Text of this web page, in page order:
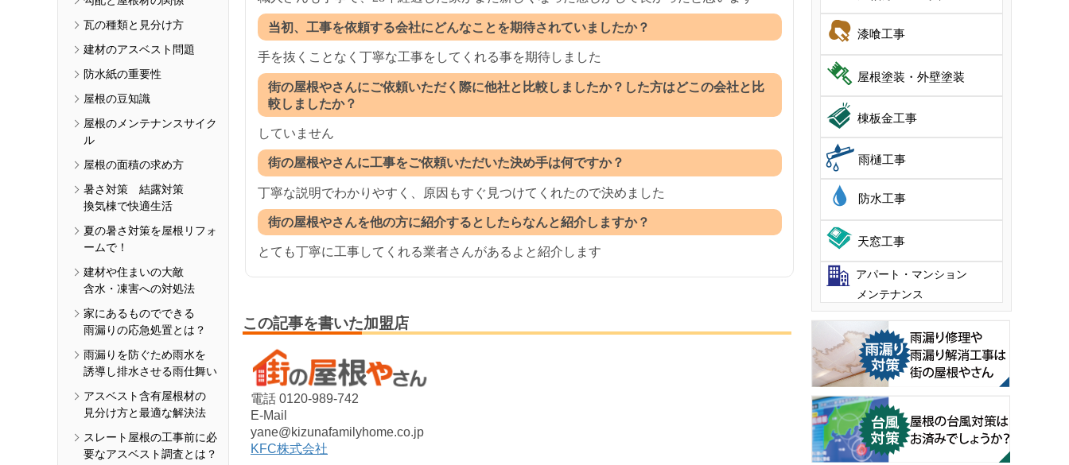
瓦の種類と見分け方
建材のアスベスト問題
防水紙の重要性
屋根の豆知識
屋根のメンテナンスサイク
ル
屋根の面積の求め方
暑さ対策 結露対策
換気棟で快適生活
夏の暑さ対策を屋根リフォ
ームで！
建材や住まいの大敵
含水・凍害への対処法
家にあるものでできる
雨漏りの応急処置とは？
雨漏りを防ぐため雨水を
誘導し排水させる雨仕舞い
アスベスト含有屋根材の
見分け方と最適な解決法
スレート屋根の工事前に必
要なアスベスト調査とは？
当初、工事を依頼する会社にどんなことを期待されていましたか？
手を抜くことなく丁寧な工事をしてくれる事を期待しました
街の屋根やさんにご依頼いただく際に他社と比較しましたか？した方はどこの会社と比
較しましたか？
していません
街の屋根やさんに工事をご依頼いただいた決め手は何ですか？
丁寧な説明でわかりやすく、原因もすぐ見つけてくれたので決めました
街の屋根やさんを他の方に紹介するとしたらなんと紹介しますか？
とても丁寧に工事してくれる業者さんがあるよと紹介します
この記事を書いた加盟店
電話 0120-989-742
E-Mail
yane@kizunafamilyhome.co.jp
KFC株式会社
漆喰工事
屋根塗装・外壁塗装
棟板金工事
雨樋工事
防水工事
天窓工事
アパート・マンション
メンテナンス